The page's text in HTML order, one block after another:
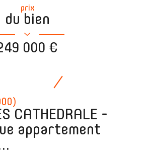
CATHEDRALE -
appartement
prix
du bien
000 €